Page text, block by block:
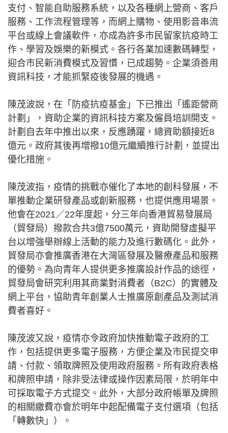
支付、智能自助服務系統，以及各種網上營商、客戶
服務、工作流程管理等，而網上購物、使用影音串流
平台或線上會議軟件，亦成為許多市民留家抗疫時工
作、學習及娛樂的新模式。各行各業加速數碼轉型，
迎合市民新消費模式及習慣，已成趨勢。企業須善用
資訊科技，才能抓緊疫後發展的機遇。
陳茂波說，在「防疫抗疫基金」下已推出「遙距營商
計劃」，資助企業的資訊科技方案及僱員培訓開支。
計劃自去年中推出以來，反應踴躍，總資助額接近8
億元。政府其後再增撥10億元繼續推行計劃，並提出
優化措施。
陳茂波指，疫情的挑戰亦催化了本地的創科發展，不
單推動企業研發產品或創新服務，也提供應用場景。
他會在2021／22年度起，分三年向香港貿易發展局
（貿發局）撥款合共3億7500萬元，資助開發虛擬平
台以增強舉辦線上活動的能力及進行數碼化。此外，
貿發局亦會推廣香港在大灣區發展及醫療產品和服務
的優勢。為向青年人提供更多推廣設計作品的途徑，
貿發局會研究利用其商業對消費者（B2C）的實體及
網上平台，協助青年創業人士推廣原創產品及測試消
費者喜好。
陳茂波又說，疫情亦令政府加快推動電子政府的工
作，包括提供更多電子服務，方便企業及市民提交申
請、付款、領取牌照及使用政府服務。所有政府表格
和牌照申請，除非受法律或操作因素局限，於明年中
可採取電子方式提交。此外，大部分政府帳單及牌照
的相關繳費亦會於明年中起配備電子支付選項（包括
「轉數快」）。